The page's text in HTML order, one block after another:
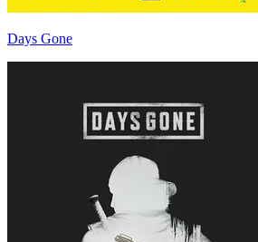
Days Gone